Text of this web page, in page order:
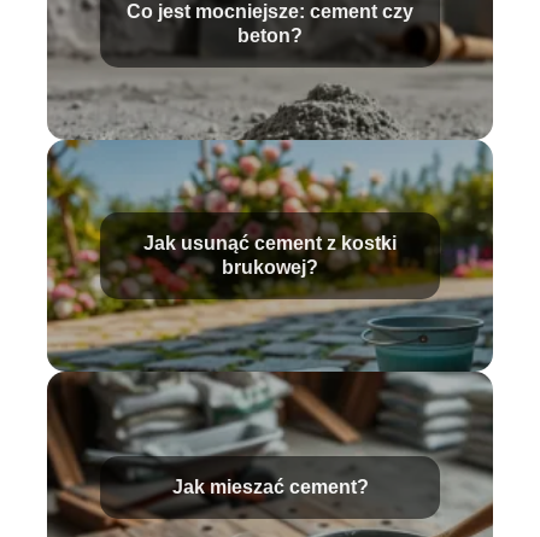
Co jest mocniejsze: cement czy
beton?
Jak usunąć cement z kostki
brukowej?
Jak mieszać cement?